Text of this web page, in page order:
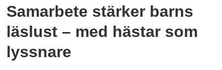
Samarbete stärker barns
läslust – med hästar som
lyssnare